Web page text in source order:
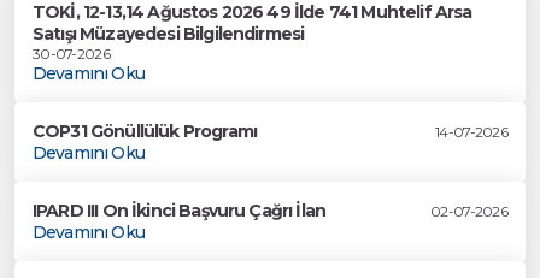
TOKİ, 12-13,14 Ağustos 2026 49 İlde 741 Muhtelif Arsa
Satışı Müzayedesi Bilgilendirmesi
30-07-2026
Devamını Oku
COP31 Gönüllülük Programı 14-07-2026
Devamını Oku
IPARD III On İkinci Başvuru Çağrı İlan 02-07-2026
Devamını Oku